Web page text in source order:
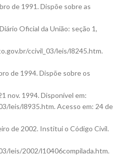
de 1991. Dispõe sobre as
Oficial da União: seção 1,
ccivil_03/leis/l8245.htm.
de 1994. Dispõe sobre os
nov. 1994. Disponível em:
leis/l8935.htm. Acesso em: 24 de
de 2002. Institui o Código Civil.
leis/2002/l10406compilada.htm.